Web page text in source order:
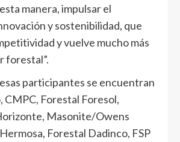
manera, impulsar el
y sostenibilidad, que
y vuelve mucho más
forestal”.
participantes se encuentran
CMPC, Forestal Foresol,
Masonite/Owens
Forestal Dadinco, FSP